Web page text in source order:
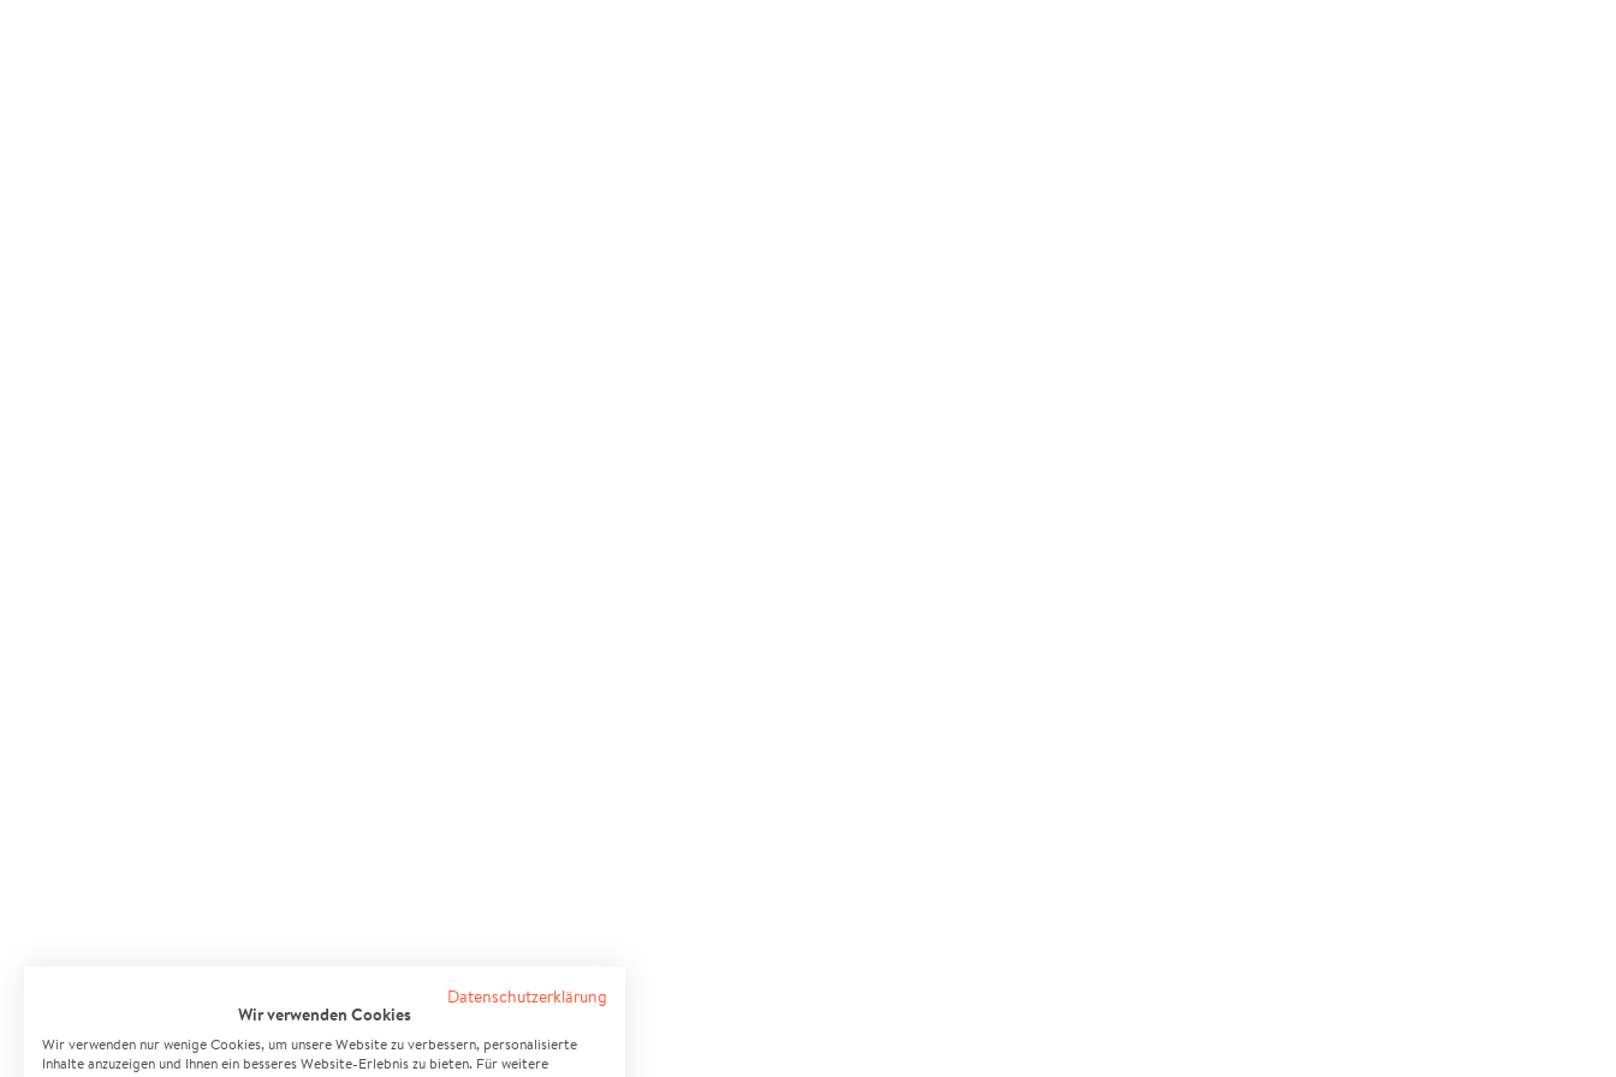
Datenschutzerklärung
Wir verwenden Cookies
Wir verwenden nur wenige Cookies, um unsere Website zu verbessern, personalisierte
Inhalte anzuzeigen und Ihnen ein besseres Website-Erlebnis zu bieten. Für weitere